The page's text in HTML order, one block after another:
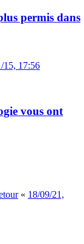
permis dans
15, 17:56
vous ont
« 18/09/21,